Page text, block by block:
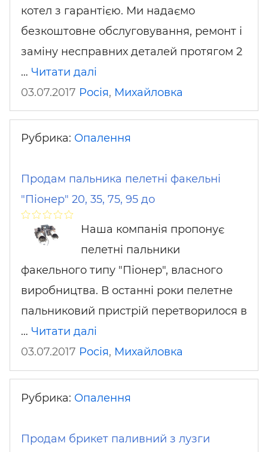
котел з гарантією. Ми надаємо
безкоштовне обслуговування, ремонт і
заміну несправних деталей протягом 2
… Читати далі
03.07.2017 Росія, Михайловка
Рубрика: Опалення
Продам пальника пелетні факельні
"Піонер" 20, 35, 75, 95 до
Наша компанія пропонує
пелетні пальники
факельного типу "Піонер", власного
виробництва. В останні роки пелетне
пальниковий пристрій перетворилося в
… Читати далі
03.07.2017 Росія, Михайловка
Рубрика: Опалення
Продам брикет паливний з лузги